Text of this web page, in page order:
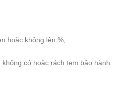
hoặc không lên %,…
có hoặc rách tem bảo hành.